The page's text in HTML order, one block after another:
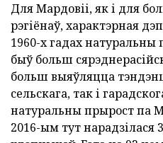
Для Мардовіі, як і для
рэгіёнаў, характэрная
1960-х гадах натуральны
быў больш
больш выяўляцца
сельскага, так і
натуральны прырост па
2016-ым тут нарадзілася